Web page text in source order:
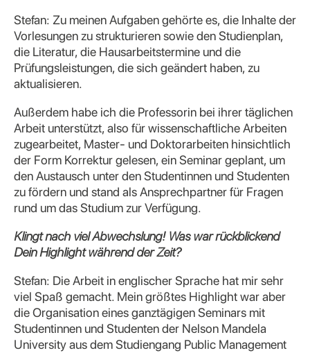
Stefan: Zu meinen Aufgaben gehörte es, die Inhalte der
Vorlesungen zu strukturieren sowie den Studienplan,
die Literatur, die Hausarbeitstermine und die
Prüfungsleistungen, die sich geändert haben, zu
aktualisieren.
Außerdem habe ich die Professorin bei ihrer täglichen
Arbeit unterstützt, also für wissenschaftliche Arbeiten
zugearbeitet, Master- und Doktorarbeiten hinsichtlich
der Form Korrektur gelesen, ein Seminar geplant, um
den Austausch unter den Studentinnen und Studenten
zu fördern und stand als Ansprechpartner für Fragen
rund um das Studium zur Verfügung.
Klingt nach viel Abwechslung! Was war rückblickend
Dein Highlight während der Zeit?
Stefan: Die Arbeit in englischer Sprache hat mir sehr
viel Spaß gemacht. Mein größtes Highlight war aber
die Organisation eines ganztägigen Seminars mit
Studentinnen und Studenten der Nelson Mandela
University aus dem Studiengang Public Management